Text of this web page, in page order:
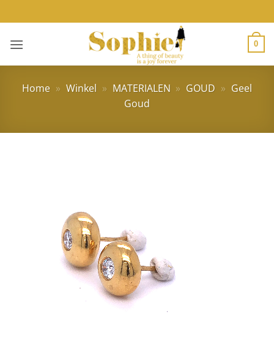
naar
inhoud
0
Home » Winkel » MATERIALEN » GOUD » Geel
Goud